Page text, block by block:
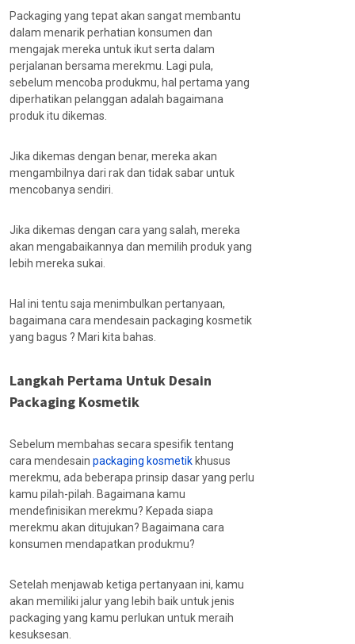
Packaging yang tepat akan sangat membantu
dalam menarik perhatian konsumen dan
mengajak mereka untuk ikut serta dalam
perjalanan bersama merekmu. Lagi pula,
sebelum mencoba produkmu, hal pertama yang
diperhatikan pelanggan adalah bagaimana
produk itu dikemas.
Jika dikemas dengan benar, mereka akan
mengambilnya dari rak dan tidak sabar untuk
mencobanya sendiri.
Jika dikemas dengan cara yang salah, mereka
akan mengabaikannya dan memilih produk yang
lebih mereka sukai.
Hal ini tentu saja menimbulkan pertanyaan,
bagaimana cara mendesain packaging kosmetik
yang bagus ? Mari kita bahas.
Langkah Pertama Untuk Desain
Packaging Kosmetik
Sebelum membahas secara spesifik tentang
cara mendesain packaging kosmetik khusus
merekmu, ada beberapa prinsip dasar yang perlu
kamu pilah-pilah. Bagaimana kamu
mendefinisikan merekmu? Kepada siapa
merekmu akan ditujukan? Bagaimana cara
konsumen mendapatkan produkmu?
Setelah menjawab ketiga pertanyaan ini, kamu
akan memiliki jalur yang lebih baik untuk jenis
packaging yang kamu perlukan untuk meraih
kesuksesan.